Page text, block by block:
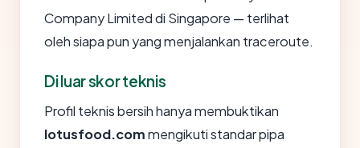
Company Limited di Singapore — terlihat
oleh siapa pun yang menjalankan traceroute.
Di luar skor teknis
Profil teknis bersih hanya membuktikan
lotusfood.commengikuti standar pipa